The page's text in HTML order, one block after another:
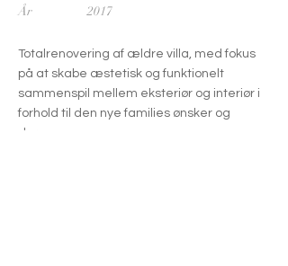
År
2017
Totalrenovering af ældre villa, med fokus
på at skabe æstetisk og funktionelt
sammenspil mellem eksteriør og interiør i
forhold til den nye families ønsker og
drømme.